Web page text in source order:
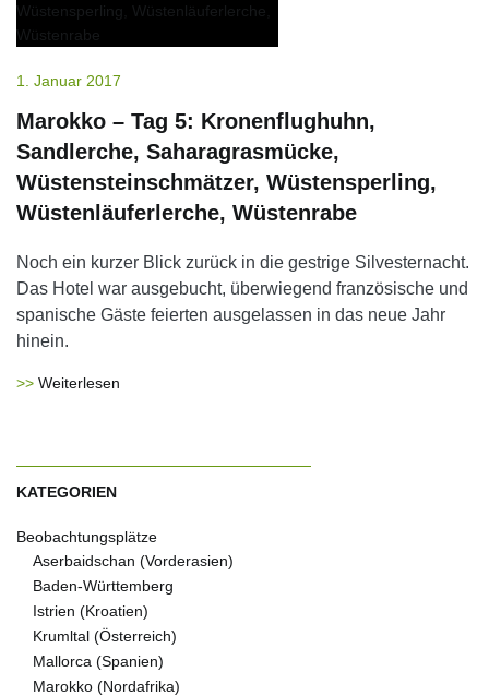
1. Januar 2017
Marokko – Tag 5: Kronenflughuhn,
Sandlerche, Saharagrasmücke,
Wüstensteinschmätzer, Wüstensperling,
Wüstenläuferlerche, Wüstenrabe
Noch ein kurzer Blick zurück in die gestrige Silvesternacht.
Das Hotel war ausgebucht, überwiegend französische und
spanische Gäste feierten ausgelassen in das neue Jahr
hinein.
Weiterlesen
KATEGORIEN
Beobachtungsplätze
Aserbaidschan (Vorderasien)
Baden-Württemberg
Istrien (Kroatien)
Krumltal (Österreich)
Mallorca (Spanien)
Marokko (Nordafrika)